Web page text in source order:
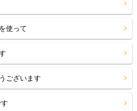
使って
ございます